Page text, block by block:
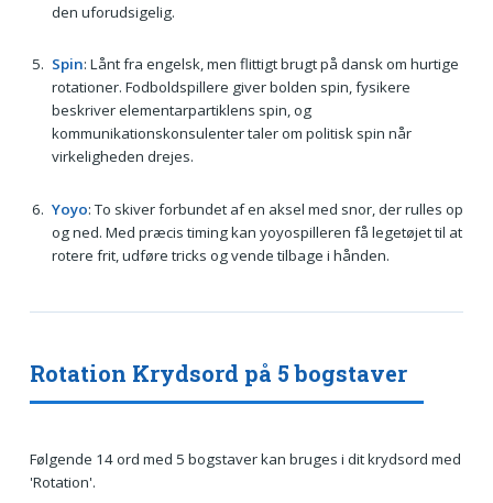
den uforudsigelig.
Spin: Lånt fra engelsk, men flittigt brugt på dansk om hurtige
rotationer. Fodboldspillere giver bolden spin, fysikere
beskriver elementarpartiklens spin, og
kommunikationskonsulenter taler om politisk spin når
virkeligheden drejes.
Yoyo: To skiver forbundet af en aksel med snor, der rulles op
og ned. Med præcis timing kan yoyospilleren få legetøjet til at
rotere frit, udføre tricks og vende tilbage i hånden.
Rotation Krydsord på 5 bogstaver
Følgende 14 ord med 5 bogstaver kan bruges i dit krydsord med
'Rotation'.